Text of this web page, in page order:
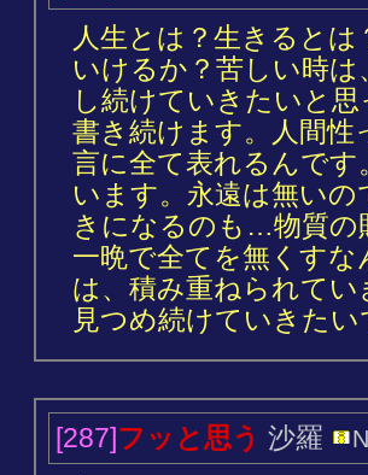
人生とは？生きると
いけるか？苦しい時
し続けていきたいと
書き続けます。人間
言に全て表れるんで
います。永遠は無い
きになるのも…物質の
一晩で全てを無くす
は、積み重ねられて
見つめ続けていきたい
[287]フッと思う 沙羅